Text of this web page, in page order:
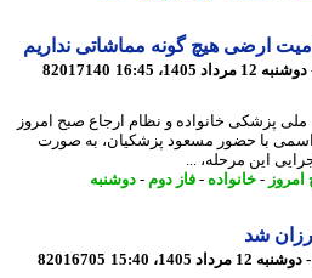
ارضی هیچ گونه مماشاتی نداریم
82017140
پزشکی خانواده و نظام ارجاع صبح امروز
1405 طی مراسمی با حضور مسعود پزشکیان، به صورت
این مرحله، ...
- خانواده- فاز دوم -دوشنبه
شد
82016705